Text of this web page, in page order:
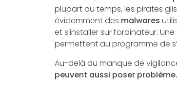
plupart du temps, les pirates
évidemment des malwares
et s’installer sur l’ordinateur.
permettent au programme de
Au-delà du manque de
peuvent aussi poser problème.